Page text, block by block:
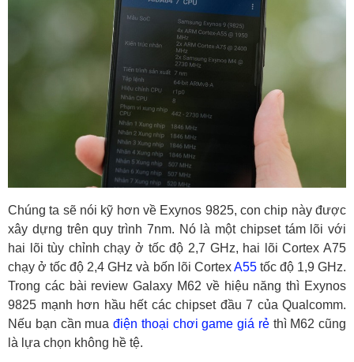
Chúng ta sẽ nói kỹ hơn về Exynos 9825, con chip này được
xây dựng trên quy trình 7nm. Nó là một chipset tám lõi với
hai lõi tùy chỉnh chạy ở tốc độ 2,7 GHz, hai lõi Cortex A75
chạy ở tốc độ 2,4 GHz và bốn lõi CortexA55tốc độ 1,9 GHz.
Trong các bài review Galaxy M62 về hiệu năng thì Exynos
9825 mạnh hơn hầu hết các chipset đầu 7 của Qualcomm.
Nếu bạn cần mua điện thoại chơi game giá rẻthì M62 cũng
là lựa chọn không hề tệ.